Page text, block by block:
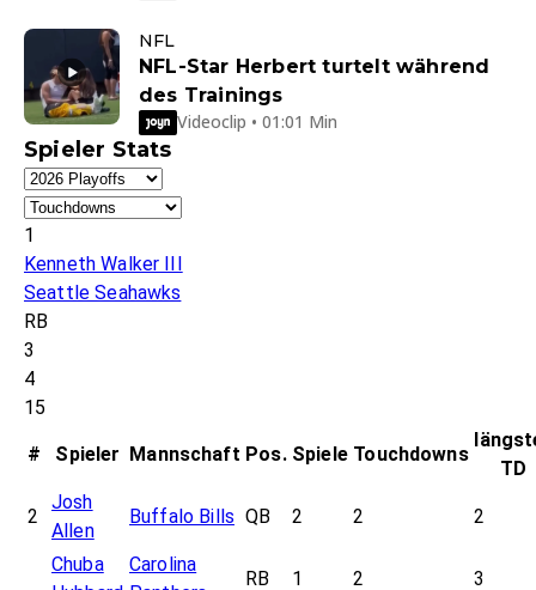
NFL
NFL-Star Herbert turtelt während
des Trainings
Videoclip • 01:01 Min
Spieler Stats
1
Kenneth Walker III
Seattle Seahawks
RB
3
4
15
# Spieler Mannschaft Pos. Spiele Touchdowns
TD
2
Josh
Allen
Buffalo Bills QB 2 2 2
Chuba
Carolina
RB 1 2 3